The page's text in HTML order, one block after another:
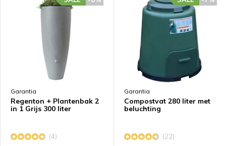
Garantia
Regenton + Plantenbak 2
in 1 Grijs 300 liter
(4)
Garantia
Compostvat 280 liter met
beluchting
(22)